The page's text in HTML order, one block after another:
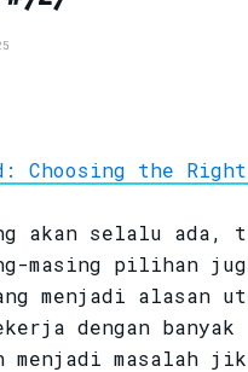
Choosing the Right
akan selalu ada,
masing pilihan
menjadi alasan
dengan banyak
menjadi masalah